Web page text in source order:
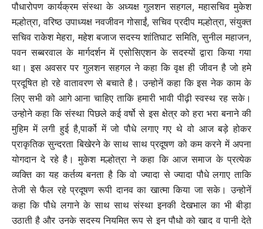
पौधारोपण कार्यक्रम संस्था के अध्यक्ष गुलशन सहगल, महासचिव मुकेश
मल्होत्रा, वरिष्ठ उपाध्यक्ष नवजीवन गोसाईं, सचिव प्रदीप मल्होत्रा, संयुक्त
सचिव राकेश मेहरा, महेश बजाज सदस्य शांतिघाट समिति, सुनील महाजन,
पवन सब्बरवाल के मार्गदर्शन में एसोसिएशन के सदस्यों द्वारा किया गया
था। इस अवसर पर गुलशन सहगल ने कहा कि वृक्ष ही जीवन है जो हमे
प्रदूषित हो रहे वातावरण से बचाते है। उन्होनें कहा कि इस नेक काम के
लिए सभी को आगे आना चाहिए ताकि हमारी भावी पीढ़ी स्वस्थ रह सके।
उन्होने कहा कि संस्था पिछले कई वर्षो से इस क्षेत्र को हरा भरा बनाने की
मुहिम में लगी हुई है,पार्को में जो पौधे लगाए गए थे वो आज बड़े होकर
प्राकृतिक सुन्दरता बिखेरने के साथ साथ प्रदूषण को कम करने में अपना
योगदान दे रहे है। मुकेश मल्होत्रा ने कहा कि आज समाज के प्रत्येक
व्यक्ति का यह कर्तव्य बनता है कि वो ज्यादा से ज्यादा पौधे लगाए ताकि
तेजी से फैल रहे प्रदूषण रूपी दानव का खात्मा किया जा सके। उन्होनें
कहा कि पौधे लगाने के साथ साथ संस्था इनकी देखभाल का भी बीड़ा
उठाती है और उनके सदस्य नियमित रूप से इन पौधो को खाद व पानी देते